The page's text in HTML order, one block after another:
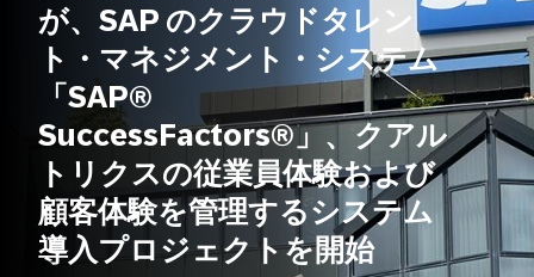
が、SAP のクラウドタレン
ト・マネジメント・システム
「SAP®
SuccessFactors®」、クアル
トリクスの従業員体験および
顧客体験を管理するシステム
導入プロジェクトを開始